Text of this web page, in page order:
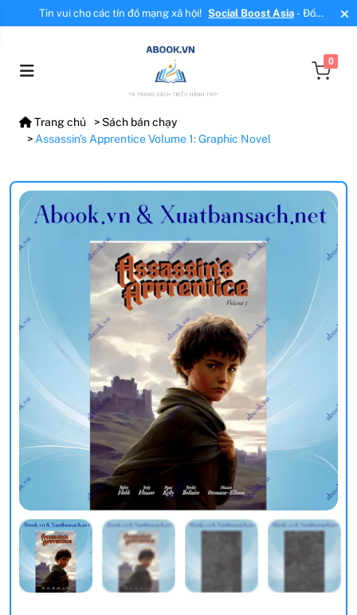
Tin vui cho các tín đồ mạng xã hội! Social Boost Asia- Đối
tác mới, cung cấp dịch vụ tăng tương tác, tăng follow uy tín!
0
Trang chủ
Sách bán chạy
Assassin's Apprentice Volume 1: Graphic Novel